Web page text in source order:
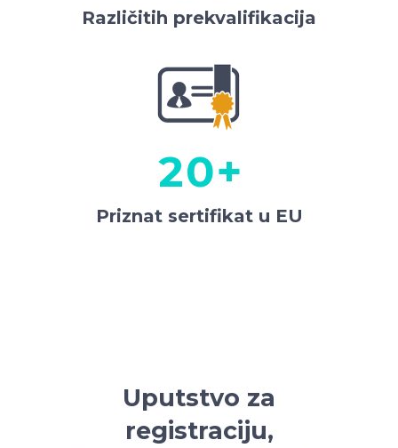
Različitih prekvalifikacija
0
1
20+
Priznat sertifikat u EU
Uputstvo za
registraciju,